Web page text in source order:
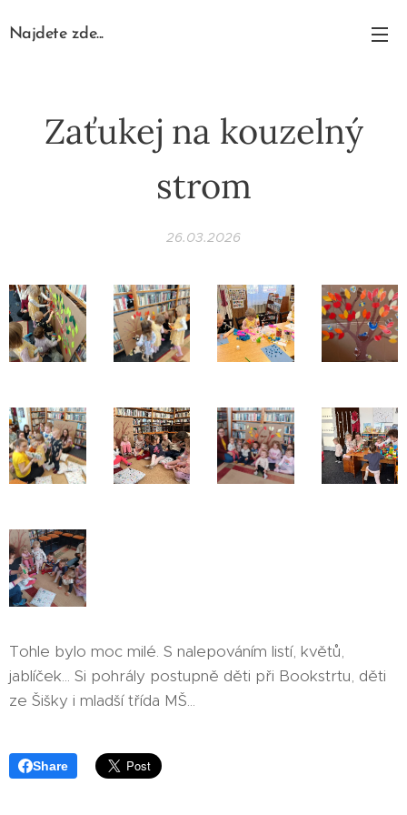
Najdete zde...
Zaťukej na kouzelný
strom
26.03.2026
Tohle bylo moc milé. S nalepováním listí, květů,
jablíček... Si pohrály postupně děti při Bookstrtu, děti
ze Šišky i mladší třída MŠ...
Share